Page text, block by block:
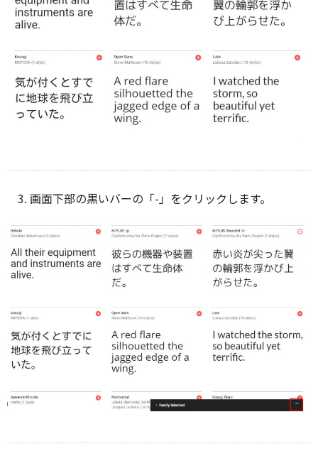
画面下部の黒いバーの「-」をクリックします。